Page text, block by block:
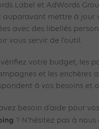
Label et AdWords
auparavant mettre à jour
avec des libellés
vous servir de l’outil.
vérifiez votre budget, les
et les enchères
à vos besoins et
besoin d’aide pour vos
? N’hésitez pas à